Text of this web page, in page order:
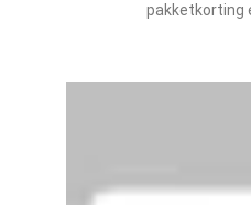
pakketkorting